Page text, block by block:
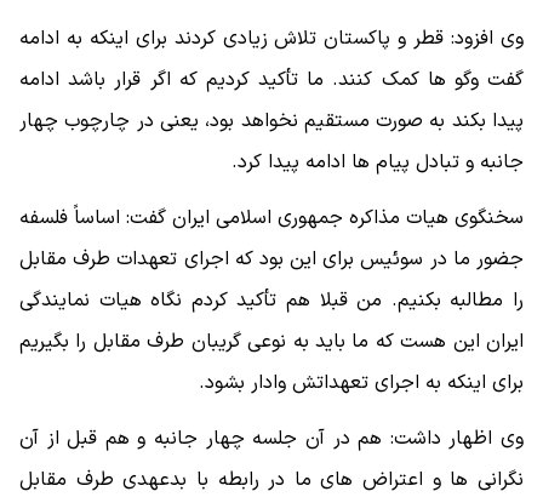
وی افزود: قطر و پاکستان تلاش زیادی کردند برای اینکه به ادامه
گفت وگو ها کمک کنند. ما تأکید کردیم که اگر قرار باشد ادامه
پیدا بکند به صورت مستقیم نخواهد بود، یعنی در چارچوب چهار
جانبه و تبادل پیام ها ادامه پیدا کرد.
سخنگوی هیات مذاکره جمهوری اسلامی ایران گفت: اساساً فلسفه
جضور ما در سوئیس برای این بود که اجرای تعهدات طرف مقابل
را مطالبه بکنیم. من قبلا هم تأکید کردم نگاه هیات نمایندگی
ایران این هست که ما باید به نوعی گریبان طرف مقابل را بگیریم
برای اینکه به اجرای تعهداتش وادار بشود.
وی اظهار داشت: هم در آن جلسه چهار جانبه و هم قبل از آن
نگرانی ها و اعتراض های ما در رابطه با بدعهدی طرف مقابل